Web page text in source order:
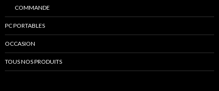
COMMANDE
PC PORTABLES
OCCASION
TOUS NOS PRODUITS